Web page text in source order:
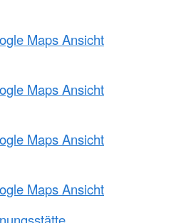
Maps Ansicht
Maps Ansicht
Maps Ansicht
Maps Ansicht